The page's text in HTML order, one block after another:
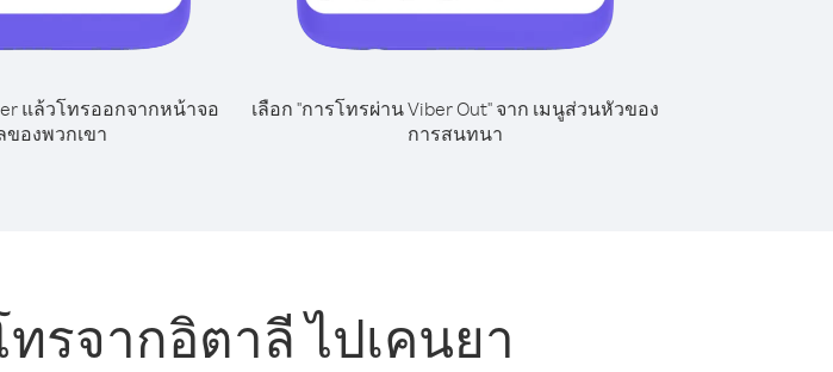
แล้วโทรออกจากหน้าจอ
องพวกเขา
เลือก "การโทรผ่าน Viber Out" จาก เมนูส่วนหัวของ
การสนทนา
รจากอิตาลี ไปเคนยา